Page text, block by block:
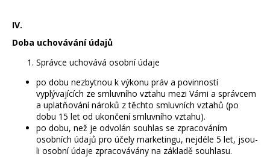
IV.
Doba uchovávání údajů
Správce uchovává osobní údaje
po dobu nezbytnou k výkonu práv a povinností
vyplývajících ze smluvního vztahu mezi Vámi a správcem
a uplatňování nároků z těchto smluvních vztahů (po
dobu 15 let od ukončení smluvního vztahu).
po dobu, než je odvolán souhlas se zpracováním
osobních údajů pro účely marketingu, nejdéle 5 let, jsou-
li osobní údaje zpracovávány na základě souhlasu.